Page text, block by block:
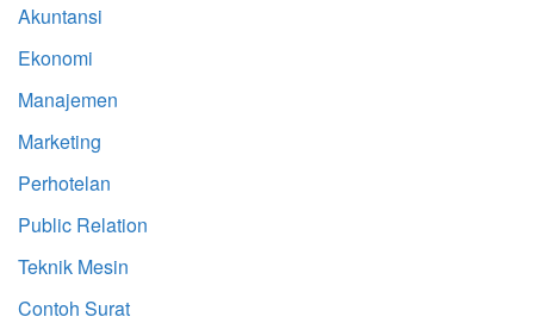
Akuntansi
Ekonomi
Manajemen
Marketing
Perhotelan
Public Relation
Teknik Mesin
Contoh Surat